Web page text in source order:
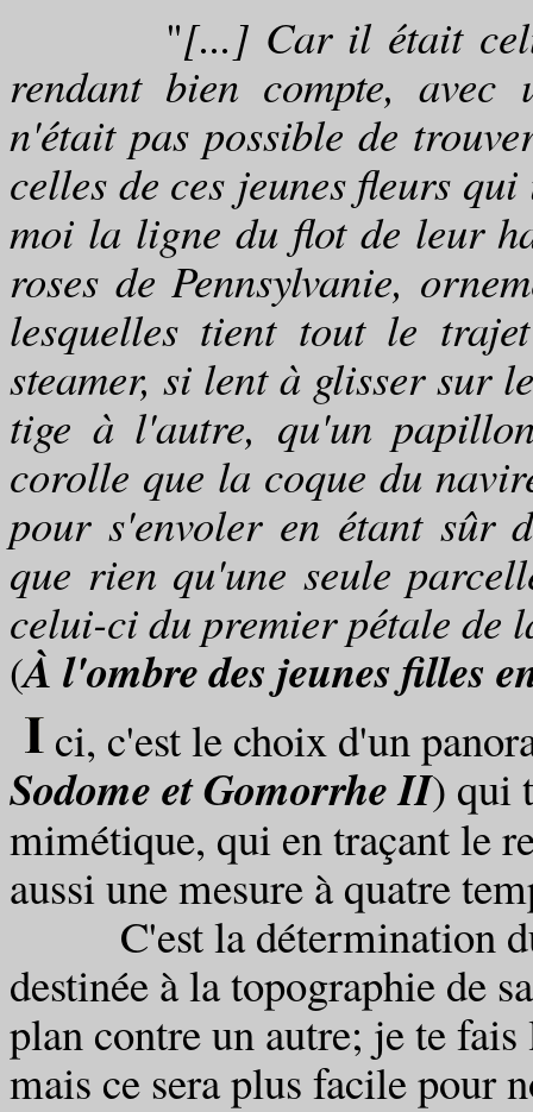
"[...] Car il était
rendant bien compte, avec
n'était pas possible de
celles de ces jeunes fleurs
moi la ligne du flot de leur
roses de Pennsylvanie,
lesquelles tient tout le
steamer, si lent à glisser sur
tige à l'autre, qu'un
corolle que la coque du
pour s'envoler en étant sûr
que rien qu'une seule
celui-ci du premier pétale de
(À l'ombre des jeunes filles
ci, c'est le choix d'un
Sodome et Gomorrhe II) qui
mimétique, qui en traçant le
aussi une mesure à quatre
C'est la détermination du
destinée à la topographie de
plan contre un autre; je te
mais ce sera plus facile pour